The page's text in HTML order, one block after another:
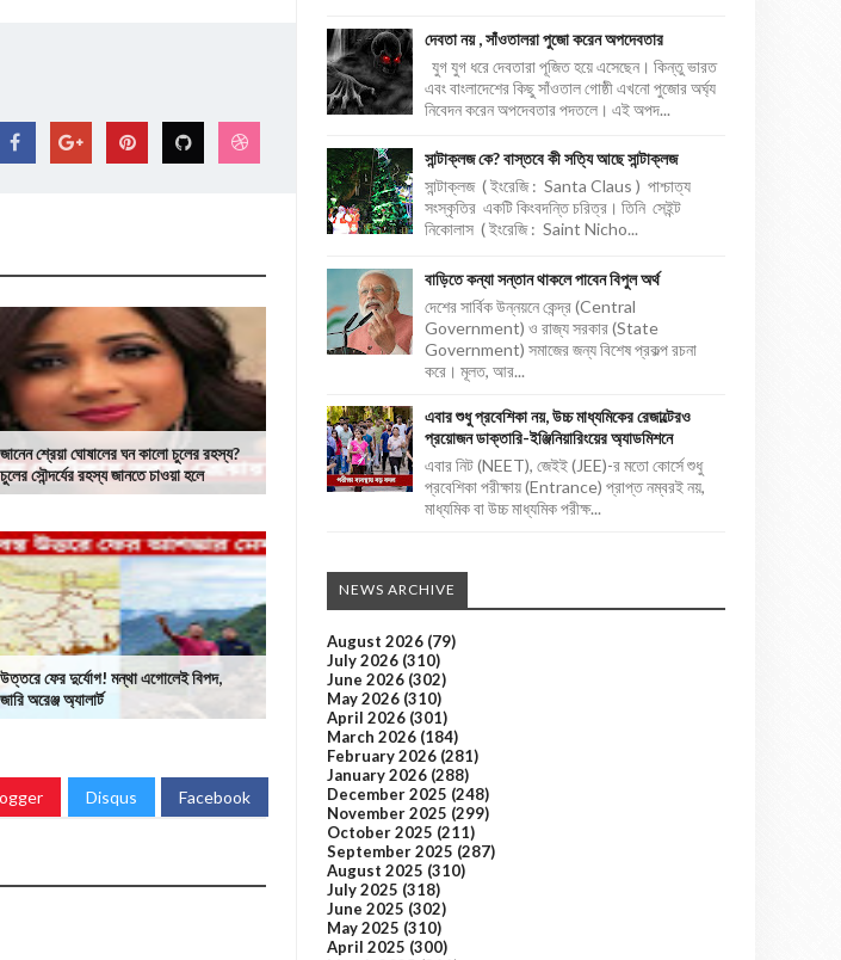
জানেন শ্রেয়া ঘোষালের ঘন কালো চুলের রহস্য?
চুলের সৌন্দর্যের রহস্য জানতে চাওয়া হলে
উত্তরে ফের দুর্যোগ! মন্থা এগোলেই বিপদ,
জারি অরেঞ্জ অ্যালার্ট
Disqus Facebook
দেবতা নয় , সাঁওতালরা পুজো করেন অপদেবতার
যুগ যুগ ধরে দেবতারা পূজিত হয়ে এসেছেন। কিন্তু ভারত
এবং বাংলাদেশের কিছু সাঁওতাল গোষ্ঠী এখনো পুজোর অর্ঘ্য
নিবেদন করেন অপদেবতার পদতলে। এই অপদ...
সান্টাক্লজ কে? বাস্তবে কী সত্যি আছে সান্টাক্লজ
সান্টাক্লজ ( ইংরেজি : Santa Claus ) পাশ্চাত্য
সংস্কৃতির একটি কিংবদন্তি চরিত্র। তিনি সেইন্ট
নিকোলাস ( ইংরেজি : Saint Nicho...
বাড়িতে কন্যা সন্তান থাকলে পাবেন বিপুল অর্থ
দেশের সার্বিক উন্নয়নে কেন্দ্র (Central
Government) ও রাজ্য সরকার (State
Government) সমাজের জন্য বিশেষ প্রকল্প রচনা
করে। মূলত, আর...
এবার শুধু প্রবেশিকা নয়, উচ্চ মাধ্যমিকের রেজাল্টেরও
প্রয়োজন ডাক্তারি-ইঞ্জিনিয়ারিংয়ের অ্যাডমিশনে
এবার নিট (NEET), জেইই (JEE)-র মতো কোর্সে শুধু
প্রবেশিকা পরীক্ষায় (Entrance) প্রাপ্ত নম্বরই নয়,
মাধ্যমিক বা উচ্চ মাধ্যমিক পরীক্ষ...
NEWS ARCHIVE
August 2026 (79)
July 2026 (310)
June 2026 (302)
May 2026 (310)
April 2026 (301)
March 2026 (184)
February 2026 (281)
January 2026 (288)
December 2025 (248)
November 2025 (299)
October 2025 (211)
September 2025 (287)
August 2025 (310)
July 2025 (318)
June 2025 (302)
May 2025 (310)
April 2025 (300)